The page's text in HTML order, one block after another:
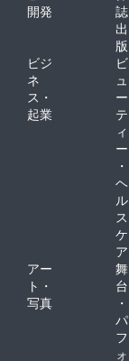
開発
誌
出
版
ビジ
ネ
ス・
起業
ビ
ュ
ー
テ
ィ
ー
・
ヘ
ル
ス
ケ
ア
アー
ト・
写真
舞
台
・
パ
フ
ォ